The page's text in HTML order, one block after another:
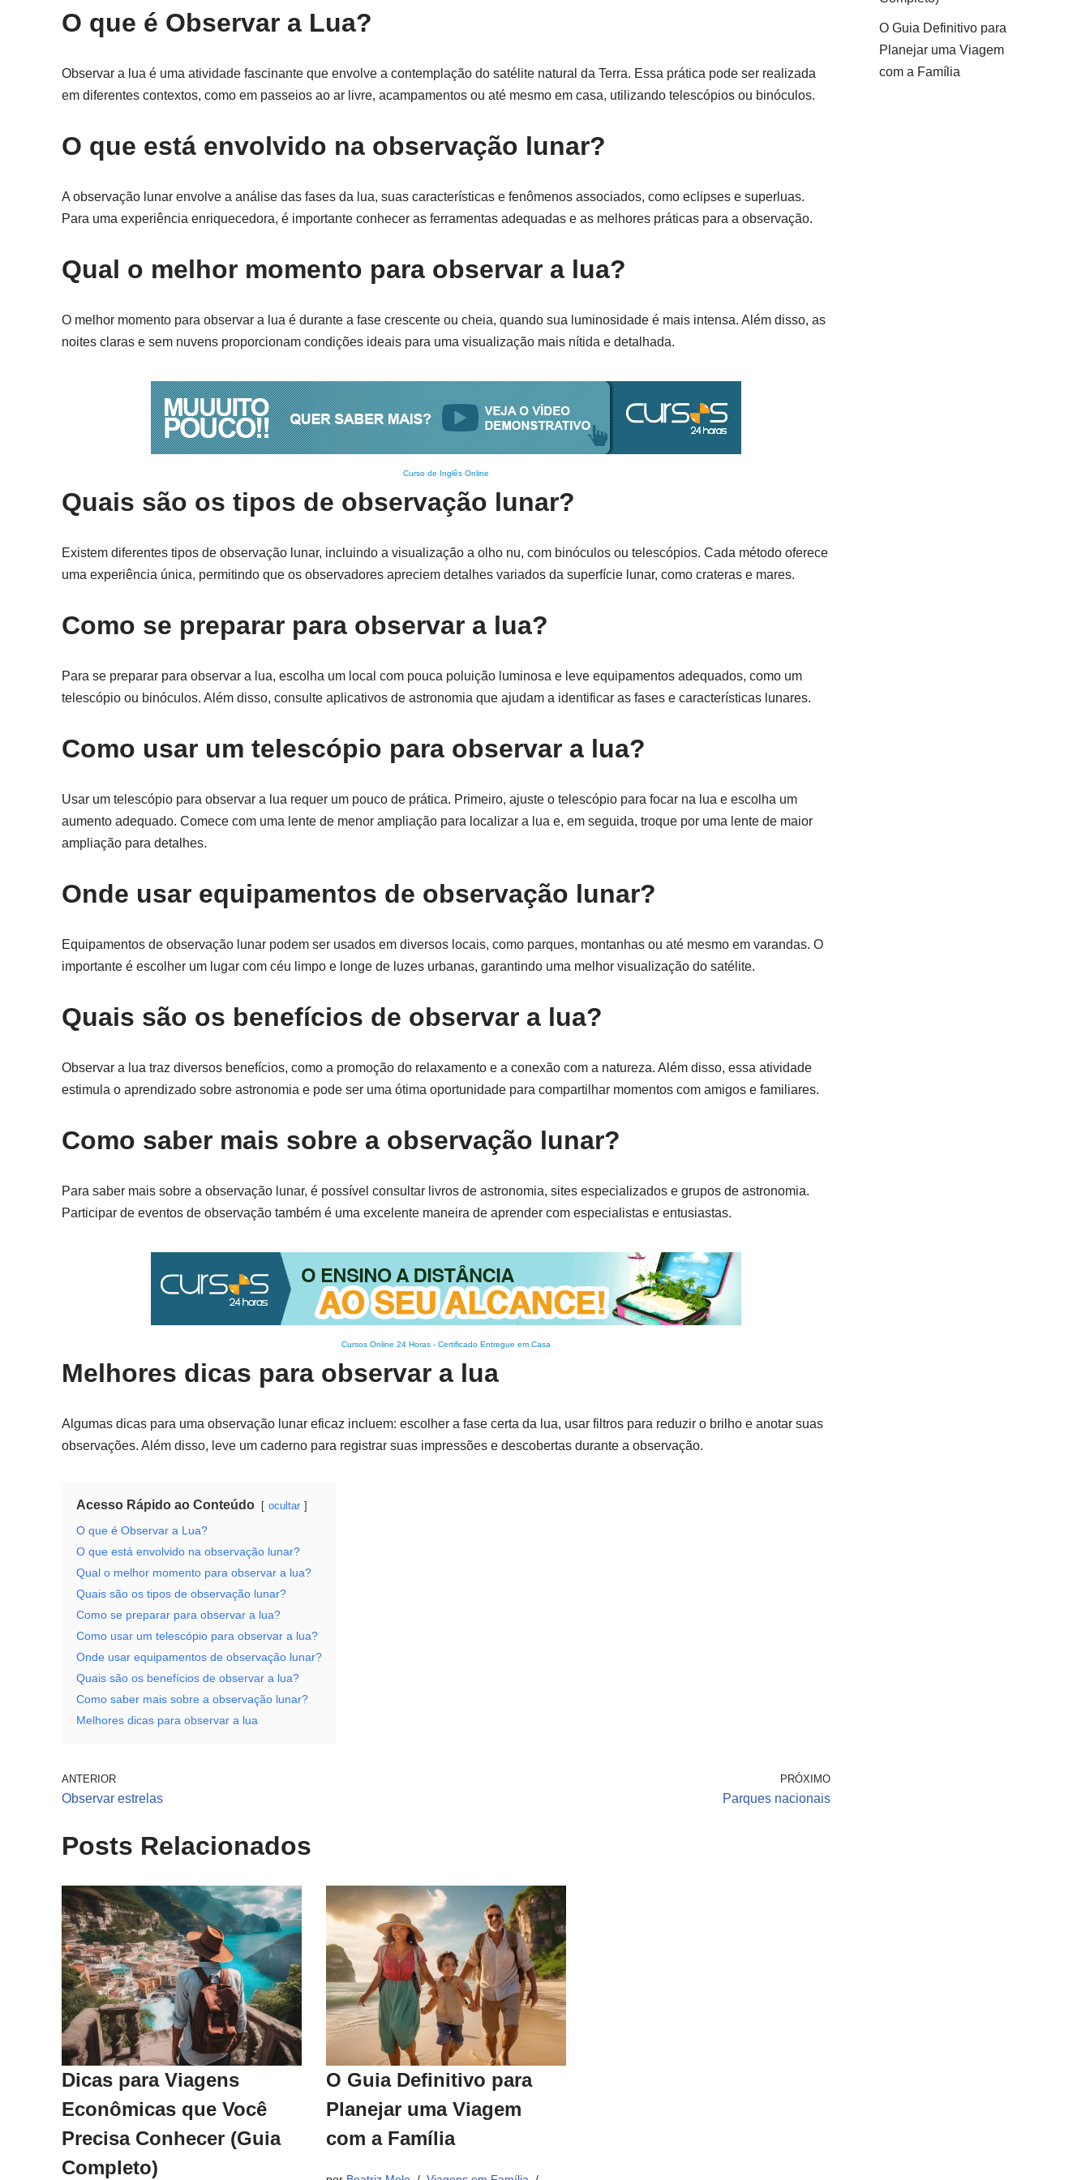
O que é Observar a Lua?
Observar a lua é uma atividade fascinante que envolve a contemplação do satélite natural da Terra. Essa prática pode ser realizada
em diferentes contextos, como em passeios ao ar livre, acampamentos ou até mesmo em casa, utilizando telescópios ou binóculos.
O que está envolvido na observação lunar?
A observação lunar envolve a análise das fases da lua, suas características e fenômenos associados, como eclipses e superluas.
Para uma experiência enriquecedora, é importante conhecer as ferramentas adequadas e as melhores práticas para a observação.
Qual o melhor momento para observar a lua?
O melhor momento para observar a lua é durante a fase crescente ou cheia, quando sua luminosidade é mais intensa. Além disso, as
noites claras e sem nuvens proporcionam condições ideais para uma visualização mais nítida e detalhada.
Curso de Inglês Online
Quais são os tipos de observação lunar?
Existem diferentes tipos de observação lunar, incluindo a visualização a olho nu, com binóculos ou telescópios. Cada método oferece
uma experiência única, permitindo que os observadores apreciem detalhes variados da superfície lunar, como crateras e mares.
Como se preparar para observar a lua?
Para se preparar para observar a lua, escolha um local com pouca poluição luminosa e leve equipamentos adequados, como um
telescópio ou binóculos. Além disso, consulte aplicativos de astronomia que ajudam a identificar as fases e características lunares.
Como usar um telescópio para observar a lua?
Usar um telescópio para observar a lua requer um pouco de prática. Primeiro, ajuste o telescópio para focar na lua e escolha um
aumento adequado. Comece com uma lente de menor ampliação para localizar a lua e, em seguida, troque por uma lente de maior
ampliação para detalhes.
Onde usar equipamentos de observação lunar?
Equipamentos de observação lunar podem ser usados em diversos locais, como parques, montanhas ou até mesmo em varandas. O
importante é escolher um lugar com céu limpo e longe de luzes urbanas, garantindo uma melhor visualização do satélite.
Quais são os benefícios de observar a lua?
Observar a lua traz diversos benefícios, como a promoção do relaxamento e a conexão com a natureza. Além disso, essa atividade
estimula o aprendizado sobre astronomia e pode ser uma ótima oportunidade para compartilhar momentos com amigos e familiares.
Como saber mais sobre a observação lunar?
Para saber mais sobre a observação lunar, é possível consultar livros de astronomia, sites especializados e grupos de astronomia.
Participar de eventos de observação também é uma excelente maneira de aprender com especialistas e entusiastas.
Cursos Online 24 Horas- Certificado Entregue em Casa
Melhores dicas para observar a lua
Algumas dicas para uma observação lunar eficaz incluem: escolher a fase certa da lua, usar filtros para reduzir o brilho e anotar suas
observações. Além disso, leve um caderno para registrar suas impressões e descobertas durante a observação.
Acesso Rápido ao Conteúdo ocultar
O que é Observar a Lua?
O que está envolvido na observação lunar?
Qual o melhor momento para observar a lua?
Quais são os tipos de observação lunar?
Como se preparar para observar a lua?
Como usar um telescópio para observar a lua?
Onde usar equipamentos de observação lunar?
Quais são os benefícios de observar a lua?
Como saber mais sobre a observação lunar?
Melhores dicas para observar a lua
ANTERIOR
Observar estrelas
PRÓXIMO
Parques nacionais
Posts Relacionados
Dicas para Viagens
Econômicas que Você
Precisa Conhecer (Guia
Completo)
O Guia Definitivo para
Planejar uma Viagem
com a Família
O Guia Definitivo para
Planejar uma Viagem
com a Família